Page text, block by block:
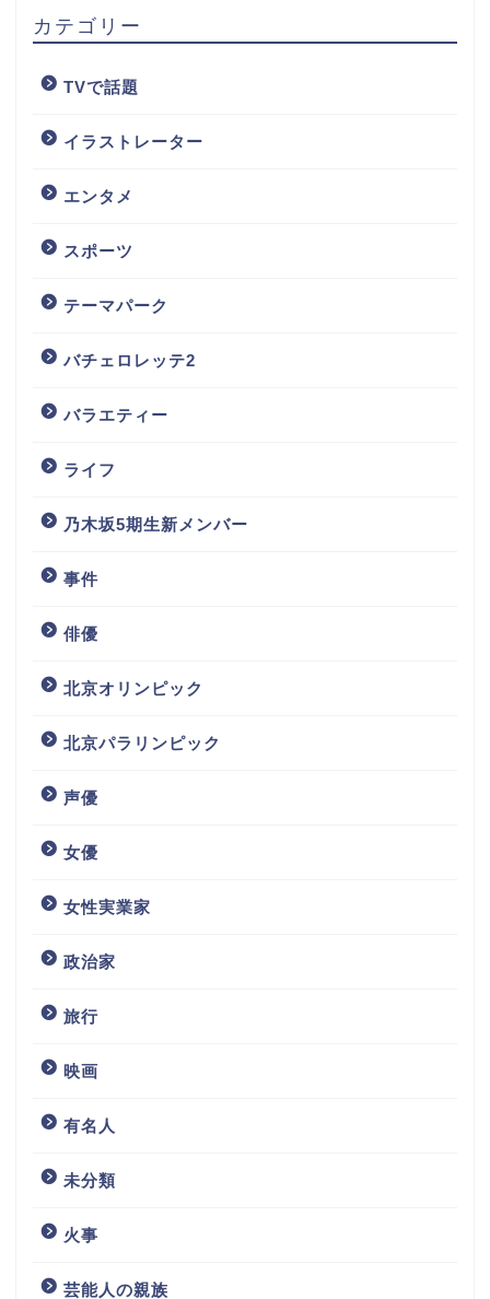
カテゴリー
TVで話題
イラストレーター
エンタメ
スポーツ
テーマパーク
バチェロレッテ2
バラエティー
ライフ
乃木坂5期生新メンバー
事件
俳優
北京オリンピック
北京パラリンピック
声優
女優
女性実業家
政治家
旅行
映画
有名人
未分類
火事
芸能人の親族